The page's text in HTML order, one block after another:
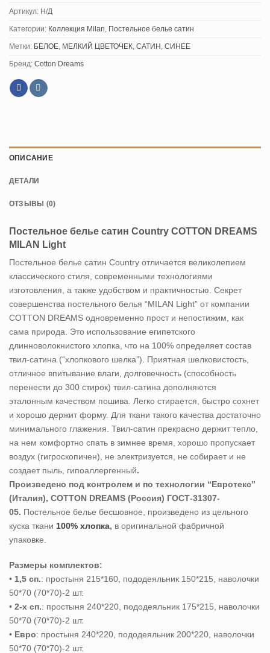
Артикул: Н/Д
Категории: Коллекция Milan Постельное белье сатин
Метки: БЕЛОЕ МЕЛКИЙ ЦВЕТОЧЕК САТИН СИНЕЕ
Бренд: Cotton Dreams
ОПИСАНИЕ
ДЕТАЛИ
ОТЗЫВЫ (0)
Постельное белье сатин Country COTTON DREAMS
MILAN Light
Постельное белье сатин Country отличается великолепием
классического стиля, современными технологиями
изготовления, а также удобством и практичностью. Секрет
совершенства постельного белья “MILAN Light” от компании
COTTON DREAMS одновременно прост и непостижим, как
сама природа. Это использование египетского
длинноволокнистого хлопка, что на 100% определяет состав
твил-сатина (“хлопкового шелка”). Приятная шелковистость,
отличное впитывание влаги, долговечность (способность
перенести до 300 стирок) твил-сатина дополняются
эталонным качеством пошива. Легко стирается, быстро сохнет
и хорошо держит форму. Для ткани такого качества достаточно
минимального глажения. Твил-сатин прекрасно держит тепло,
на нем комфортно спать в зимнее время, хорошо пропускает
воздух (гигроскопичен), не электризуется, не собирает и не
создает пыль, гипоаллергенный.
Произведено под контролем и по технологии “Евротекс”
(Италия), COTTON DREAMS (Россия) ГОСТ-31307-
05. Постельное белье бесшовное, произведено из цельного
куска ткани 100% хлопка, в оригинальной фабричной
упаковке.
Размеры комплектов:
• 1,5 сп.: простыня 215*160, пододеяльник 150*215, наволочки
50*70 (70*70)-2 шт.
• 2-х сп.: простыня 240*220, пододеяльник 175*215, наволочки
50*70 (70*70)-2 шт.
• Евро: простыня 240*220, пододеяльник 200*220, наволочки
50*70 (70*70)-2 шт.